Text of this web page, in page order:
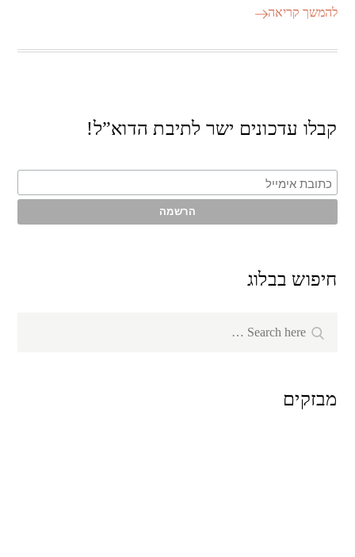
להמשך קריאה
קבלו עדכונים ישר לתיבת הדוא”ל!
חיפוש בבלוג
Search
מבזקים